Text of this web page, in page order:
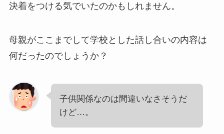
決着をつける気でいたのかもしれません。
母親がここまでして学校とした話し合いの内容は
何だったのでしょうか？
子供関係なのは間違いなさそうだ
けど…。